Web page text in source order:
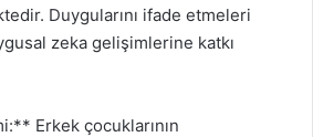
Duygularını ifade etmeleri
zeka gelişimlerine katkı
Erkek çocuklarının